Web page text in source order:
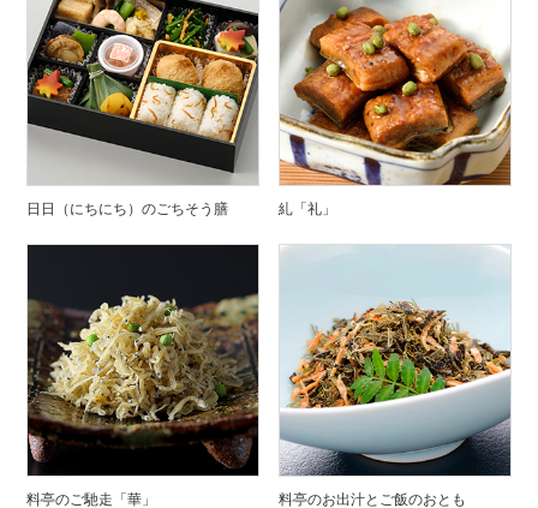
日日（にちにち）のごちそう膳 糺「礼」
料亭のご馳走「華」 料亭のお出汁とご飯のおとも